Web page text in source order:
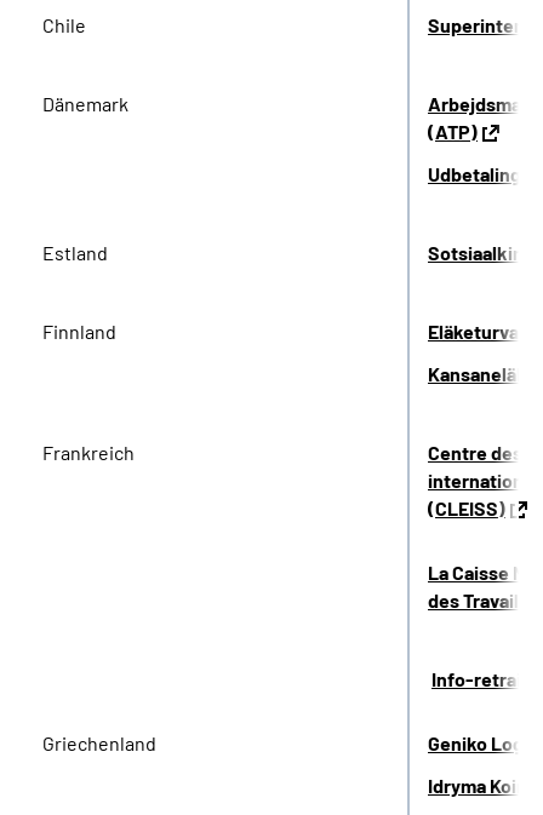
Chile
Dänemark
(ATP)
Udbetaling
Estland
Finnland
Frankreich
Centre des
(CLEISS)
La Caisse
des
Info-retraite
Griechenland
Geniko
Idryma